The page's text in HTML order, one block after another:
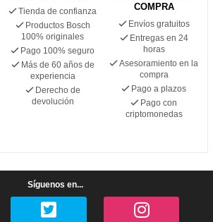
Tienda de confianza
Productos Bosch
100% originales
Pago 100% seguro
Más de 60 años de
experiencia
Derecho de
devolución
COMPRA
Envíos gratuitos
Entregas en 24
horas
Asesoramiento en la
compra
Pago a plazos
Pago con
criptomonedas
Síguenos en...